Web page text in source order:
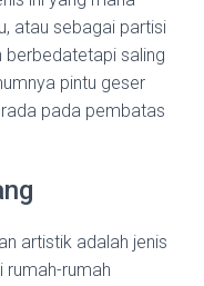
atau sebagai partisi
saling
pintu geser
pada pembatas
artistik adalah jenis
rumah-rumah